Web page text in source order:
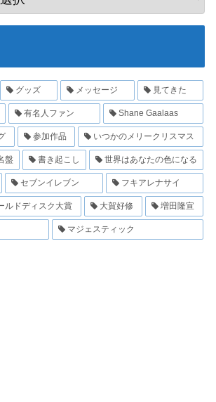
グッズ メッセージ 見てきた
有名人ファン Shane Gaalaas
参加作品 いつかのメリークリスマス
盤 書き起こし 世界はあなたの色になる
セブンイレブン フキアレナサイ
ルドディスク大賞 大賀好修 増田隆宣
マジェスティック